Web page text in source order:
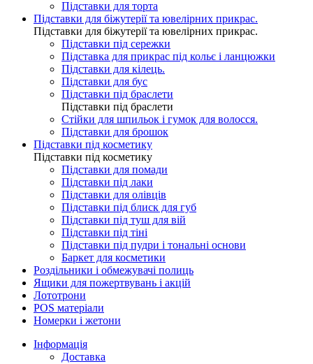
Підставки для торта
Підставки для біжутерії та ювелірниx прикрас.
Підставки для біжутерії та ювелірниx прикрас.
Підставки під сережки
Підставка для прикрас під кольє і ланцюжки
Підставки для кілець.
Підставки для бус
Підставки під браслети
Підставки під браслети
Стійки для шпильок і гумок для волосся.
Підставки для брошок
Підставки під косметику
Підставки під косметику
Підставки для помади
Підставки під лаки
Підставки для олівців
Підставки під блиск для губ
Підставки під туш для вій
Підставки під тіні
Підставки під пудри і тональні основи
Баркет для косметики
Роздільники і обмежувачі полиць
Ящики для пожертвувань і акцій
Лототрони
POS матеріали
Номерки і жетони
Інформація
Доставка